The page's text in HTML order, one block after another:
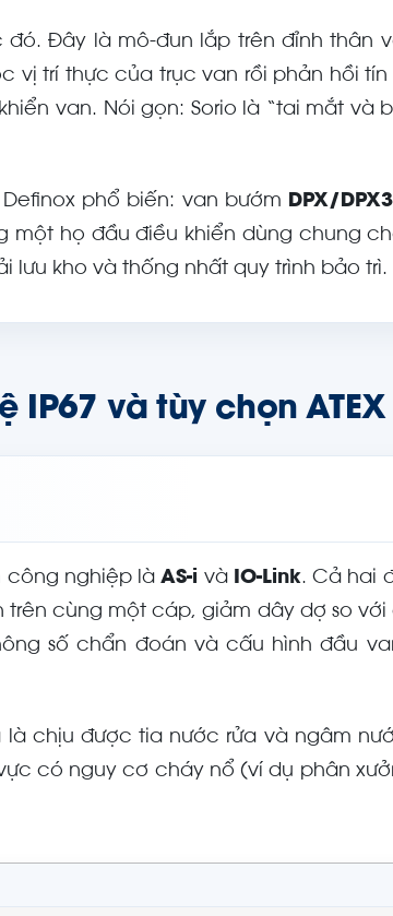
Đây là mô-đun lắp trên đỉnh thân
vị trí thực của trục van rồi phản hồi tín
van. Nói gọn: Sorio là “tai mắt và
phổ biến: van bướm DPX/DPX3
một họ đầu điều khiển dùng chung
lưu kho và thống nhất quy trình bảo trì.
IP67 và tùy chọn ATEX
công nghiệp làAS-i và IO-Link. Cả hai
trên cùng một cáp, giảm dây dợ so với
số chẩn đoán và cấu hình đầu
là chịu được tia nước rửa và ngâm
có nguy cơ cháy nổ (ví dụ phân